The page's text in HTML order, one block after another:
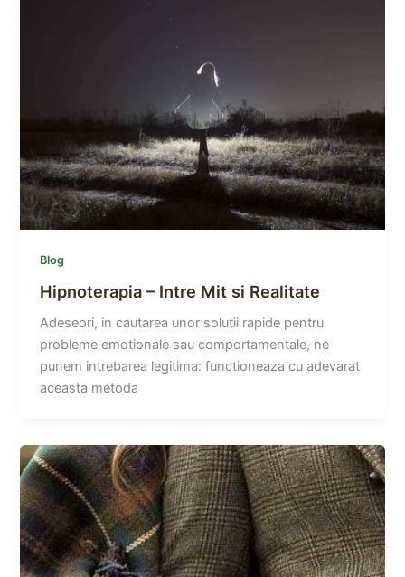
Blog
Hipnoterapia – Intre Mit si Realitate
Adeseori, in cautarea unor solutii rapide pentru
probleme emotionale sau comportamentale, ne
punem intrebarea legitima: functioneaza cu adevarat
aceasta metoda